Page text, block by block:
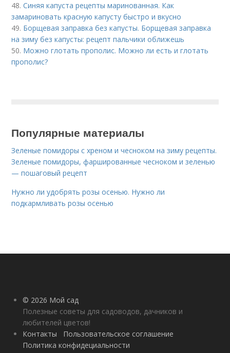
48.Синяя капуста рецепты маринованная. Как
замариновать красную капусту быстро и вкусно
49. Борщевая заправка без капусты. Борщевая заправка
на зиму без капусты: рецепт пальчики оближешь
50. Можно глотать прополис. Можно ли есть и глотать
прополис?
Популярные материалы
Зеленые помидоры с хреном и чесноком на зиму рецепты.
Зеленые помидоры, фаршированные чесноком и зеленью
— пошаговый рецепт
Нужно ли удобрять розы осенью. Нужно ли
подкармливать розы осенью
© 2026 Мой сад
Полезные советы для садоводов, дачников и
любителей цветов!
Контакты
Пользовательское соглашение
Политика конфидециальности